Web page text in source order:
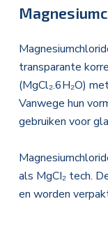
transparante
(MgCl₂.6H₂O)
Vanwege hun
gebruiken voor
als MgCI₂ tech.
en worden